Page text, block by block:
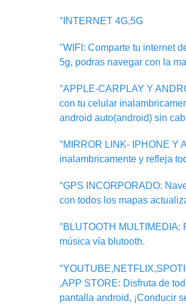
°INTERNET 4G,5G
°WIFI: Comparte tu internet
5g, podras navegar con la
°APPLE-CARPLAY Y
con tu celular
android auto(android) sin
°MIRROR LINK- IPHONE Y
inalambricamente y refleja
°GPS INCORPORADO:
con todos los mapas
°BLUTOOTH
música vía blutooth.
,APP STORE: Disfruta de
pantalla android, ¡Conducir